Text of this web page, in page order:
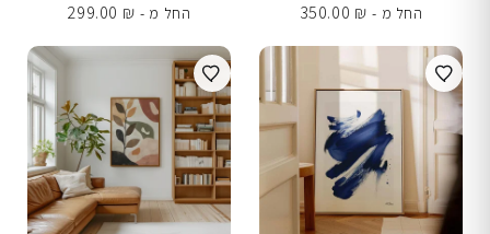
החל מ -
350.00 ₪
החל מ -
299.00 ₪